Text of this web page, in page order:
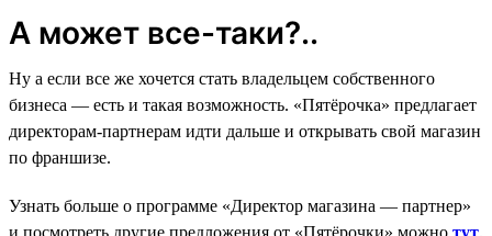
А может все-таки?..
Ну а если все же хочется стать владельцем собственного
бизнеса — есть и такая возможность. «Пятёрочка» предлагает
директорам-партнерам идти дальше и открывать свой магазин
по франшизе.
Узнать больше о программе «Директор магазина — партнер»
и посмотреть другие предложения от «Пятёрочки» можно тут.